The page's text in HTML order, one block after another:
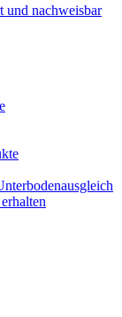
und nachweisbar